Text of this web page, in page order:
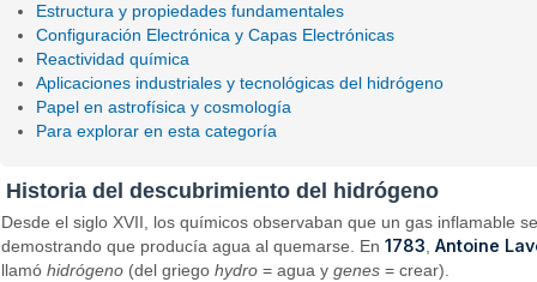
Estructura y propiedades fundamentales
Configuración Electrónica y Capas Electrónicas
Reactividad química
Aplicaciones industriales y tecnológicas del hidrógeno
Papel en astrofísica y cosmología
Para explorar en esta categoría
Historia del descubrimiento del hidrógeno
Desde el siglo XVII, los químicos observaban que un gas inflamable
demostrando que producía agua al quemarse. En1783,Antoine
llamóhidrógeno (del griegohydro = agua ygenes = crear).